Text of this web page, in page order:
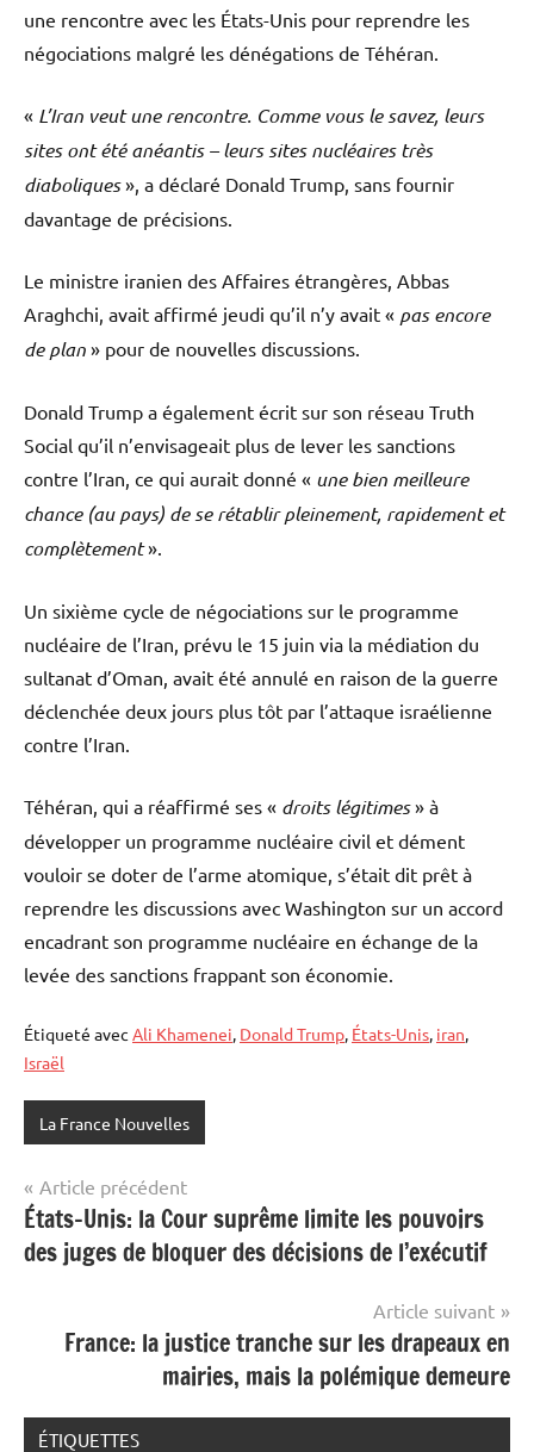
une rencontre avec les États-Unis pour reprendre les
négociations malgré les dénégations de Téhéran.
« L’Iran veut une rencontre. Comme vous le savez, leurs
sites ont été anéantis – leurs sites nucléaires très
diaboliques», a déclaré Donald Trump, sans fournir
davantage de précisions.
Le ministre iranien des Affaires étrangères, Abbas
Araghchi, avait affirmé jeudi qu’il n’y avait « pas encore
de plan » pour de nouvelles discussions.
Donald Trump a également écrit sur son réseau Truth
Social qu’il n’envisageait plus de lever les sanctions
contre l’Iran, ce qui aurait donné « une bien meilleure
chance (au pays) de se rétablir pleinement, rapidement et
complètement».
Un sixième cycle de négociations sur le programme
nucléaire de l’Iran, prévu le 15 juin via la médiation du
sultanat d’Oman, avait été annulé en raison de la guerre
déclenchée deux jours plus tôt par l’attaque israélienne
contre l’Iran.
Téhéran, qui a réaffirmé ses « droits légitimes» à
développer un programme nucléaire civil et dément
vouloir se doter de l’arme atomique, s’était dit prêt à
reprendre les discussions avec Washington sur un accord
encadrant son programme nucléaire en échange de la
levée des sanctions frappant son économie.
Étiqueté avec Ali Khamenei, Donald Trump, États-Unis, iran,
Israël
La France Nouvelles
Navigation
de
l’article
Article précédent
États-Unis: la Cour suprême limite les pouvoirs
des juges de bloquer des décisions de l’exécutif
Article suivant
France: la justice tranche sur les drapeaux en
mairies, mais la polémique demeure
ÉTIQUETTES